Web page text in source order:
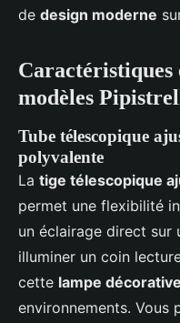
de design moderne
Caractéristiques
modèles
Tube télescopique
polyvalente
La tige télescopique
permet une flexibilité
un éclairage direct sur
illuminer un coin
cette lampe décorative
environnements. Vous